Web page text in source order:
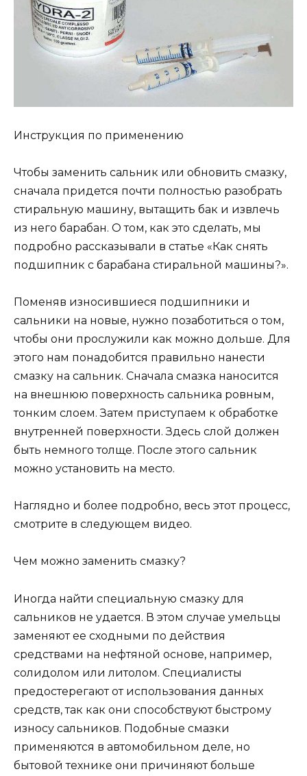
Инструкция по применению
Чтобы заменить сальник или обновить смазку,
сначала придется почти полностью разобрать
стиральную машину, вытащить бак и извлечь
из него барабан. О том, как это сделать, мы
подробно рассказывали в статье «Как снять
подшипник с барабана стиральной машины?».
Поменяв износившиеся подшипники и
сальники на новые, нужно позаботиться о том,
чтобы они прослужили как можно дольше. Для
этого нам понадобится правильно нанести
смазку на сальник. Сначала смазка наносится
на внешнюю поверхность сальника ровным,
тонким слоем. Затем приступаем к обработке
внутренней поверхности. Здесь слой должен
быть немного толще. После этого сальник
можно установить на место.
Наглядно и более подробно, весь этот процесс,
смотрите в следующем видео.
Чем можно заменить смазку?
Иногда найти специальную смазку для
сальников не удается. В этом случае умельцы
заменяют ее сходными по действия
средствами на нефтяной основе, например,
солидолом или литолом. Специалисты
предостерегают от использования данных
средств, так как они способствуют быстрому
износу сальников. Подобные смазки
применяются в автомобильном деле, но
бытовой технике они причиняют больше